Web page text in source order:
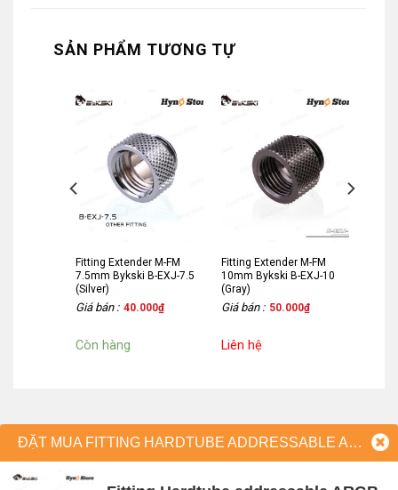
SẢN PHẨM TƯƠNG TỰ
Fitting Extender M-FM
7.5mm Bykski B-EXJ-7.5
(Silver)
Giá bán : 40.000₫
Còn hàng
Fitting Extender M-FM
10mm Bykski B-EXJ-10
(Gray)
Giá bán : 50.000₫
Liên hệ
ĐẶT MUA FITTING HARDTUBE ADDRESSABLE ARGB OD16 BYKSKI B-LTJT-X-16 (SILVER)